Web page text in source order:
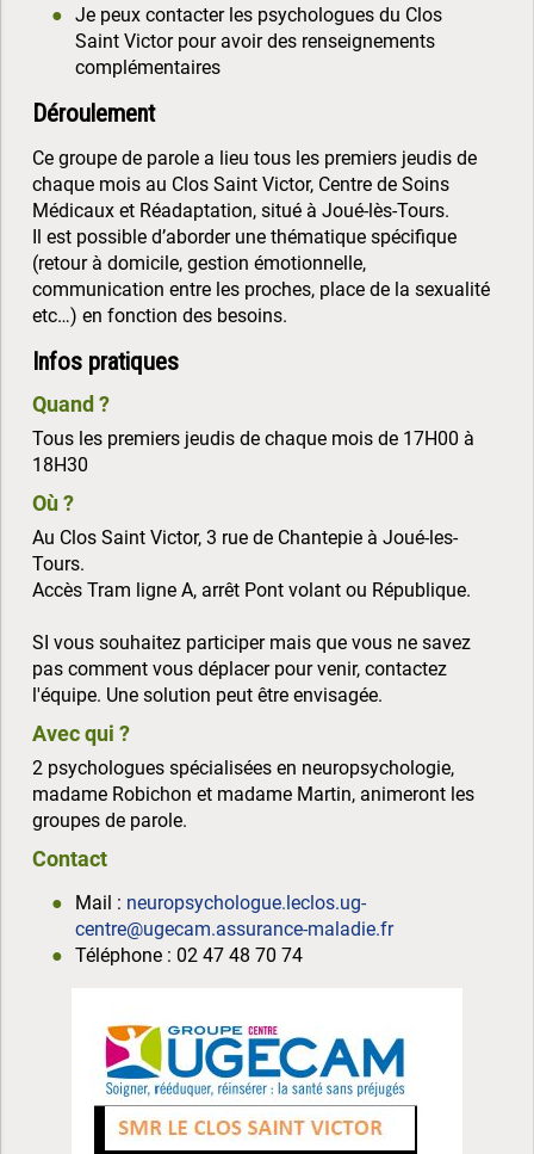
Je peux contacter les psychologues du Clos
Saint Victor pour avoir des renseignements
complémentaires
Déroulement
Ce groupe de parole a lieu tous les premiers jeudis de
chaque mois au Clos Saint Victor, Centre de Soins
Médicaux et Réadaptation, situé à Joué-lès-Tours.
Il est possible d’aborder une thématique spécifique
(retour à domicile, gestion émotionnelle,
communication entre les proches, place de la sexualité
etc…) en fonction des besoins.
Infos pratiques
Quand ?
Tous les premiers jeudis de chaque mois de 17H00 à
18H30
Où ?
Au Clos Saint Victor, 3 rue de Chantepie à Joué-les-
Tours.
Accès Tram ligne A, arrêt Pont volant ou République.
SI vous souhaitez participer mais que vous ne savez
pas comment vous déplacer pour venir, contactez
l'équipe. Une solution peut être envisagée.
Avec qui ?
2 psychologues spécialisées en neuropsychologie,
madame Robichon et madame Martin, animeront les
groupes de parole.
Contact
Mail : neuropsychologue.leclos.ug-
centre@ugecam.assurance-maladie.fr
Téléphone : 02 47 48 70 74